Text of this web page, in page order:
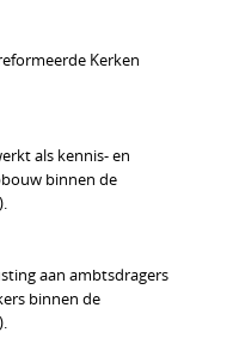
Kerken
als kennis- en
binnen de
aan ambtsdragers
binnen de